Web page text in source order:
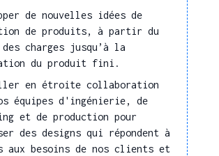
Comprendre, interpréter
des données et
documents techniques
Renseigner, mettre à
jour une documentation
technique
Créer une
documentation
technique
de nouvelles idées de
de produits, à partir du
charges jusqu’à la
du produit fini.
en étroite collaboration
équipes d'ingénierie, de
et de production pour
des designs qui répondent à
besoins de nos clients et